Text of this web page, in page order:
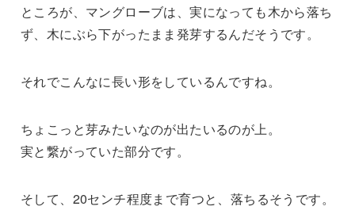
ところが、マングローブは、実になっても木から落ち
ず、木にぶら下がったまま発芽するんだそうです。
それでこんなに長い形をしているんですね。
ちょこっと芽みたいなのが出たいるのが上。
実と繋がっていた部分です。
そして、20センチ程度まで育つと、落ちるそうです。